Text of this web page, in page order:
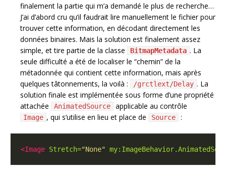
finalement la partie qui m’a demandé le plus de recherche…
J’ai d’abord cru qu’il faudrait lire manuellement le fichier pour
trouver cette information, en décodant directement les
données binaires. Mais la solution est finalement assez
simple, et tire partie de la classe
BitmapMetadata . La
seule difficulté a été de localiser le “chemin” de la
métadonnée qui contient cette information, mais après
quelques tâtonnements, la voilà :
/grctlext/Delay . La
solution finale est implémentée sous forme d’une propriété
attachée
AnimatedSource applicable au contrôle
Image , qui s’utilise en lieu et place de Source :
<Image Stretch="None"